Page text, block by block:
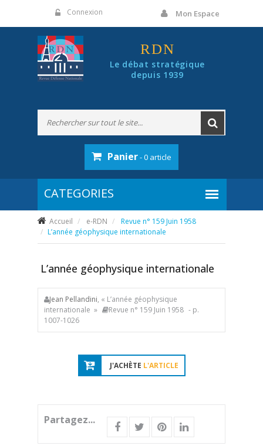
Connexion Mon Espace
RDN
Le débat stratégique
depuis 1939
Panier- 0 article
Accueil e-RDN
Revue n° 159 Juin 1958
L’année géophysique internationale
L’année géophysique internationale
Jean Pellandini, « L’année géophysique
internationale »
Revue n° 159 Juin 1958 - p.
1007-1026
J'ACHÈTE L'ARTICLE
Partagez...